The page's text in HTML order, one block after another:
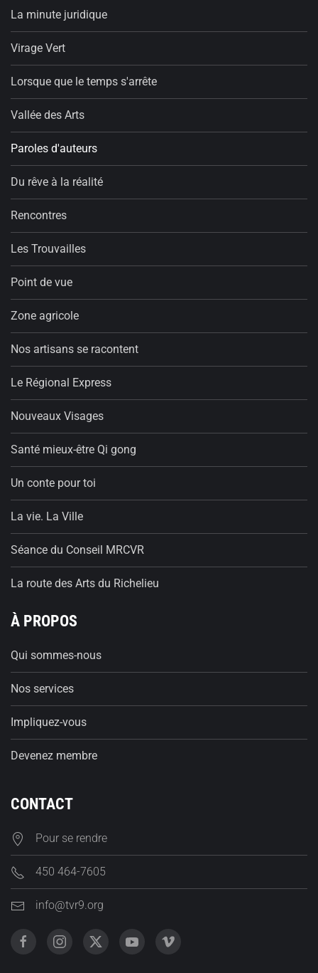
La minute juridique
Virage Vert
Lorsque que le temps s'arrête
Vallée des Arts
Paroles d'auteurs
Du rêve à la réalité
Rencontres
Les Trouvailles
Point de vue
Zone agricole
Nos artisans se racontent
Le Régional Express
Nouveaux Visages
Santé mieux-être Qi gong
Un conte pour toi
La vie. La Ville
Séance du Conseil MRCVR
La route des Arts du Richelieu
À PROPOS
Qui sommes-nous
Nos services
Impliquez-vous
Devenez membre
CONTACT
Pour se rendre
450 464-7605
info@tvr9.org